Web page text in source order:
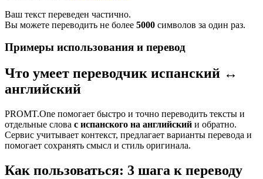
Ваш текст переведен частично.
Вы можете переводить не более 5000 символов за один раз.
Примеры использования и перевод
Что умеет переводчик испанский ↔
английский
PROMT.One помогает быстро и точно переводить тексты и
отдельные слова с испанского на английский и обратно.
Сервис учитывает контекст, предлагает варианты перевода и
помогает сохранять смысл и стиль оригинала.
Как пользоваться: 3 шага к переводу